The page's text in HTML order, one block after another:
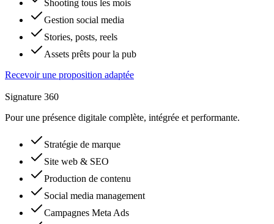
Shooting tous les mois
Gestion social media
Stories, posts, reels
Assets prêts pour la pub
Recevoir une proposition adaptée
Signature 360
Pour une présence digitale complète, intégrée et performante.
Stratégie de marque
Site web & SEO
Production de contenu
Social media management
Campagnes Meta Ads